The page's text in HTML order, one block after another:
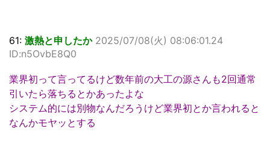
61: 激熱と申したか 2025/07/08(火) 08:06:01.24
ID:n5OvbE8Q0
業界初って言ってるけど数年前の大工の源さんも2回通常
引いたら落ちるとかあったよな
システム的には別物なんだろうけど業界初とか言われると
なんかモヤッとする